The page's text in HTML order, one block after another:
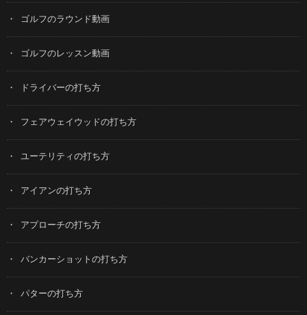
ゴルフのラウンド動画
ゴルフのレッスン動画
ドライバーの打ち方
フェアウェイウッドの打ち方
ユーテリティの打ち方
アイアンの打ち方
アプローチの打ち方
バンカーショットの打ち方
パターの打ち方